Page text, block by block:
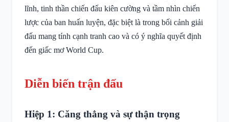
lĩnh, tinh thần chiến đấu kiên cường và tầm nhìn chiến
lược của ban huấn luyện, đặc biệt là trong bối cảnh giải
đấu mang tính cạnh tranh cao và có ý nghĩa quyết định
đến giấc mơ World Cup.
Diễn biến trận đấu
Hiệp 1: Căng thẳng và sự thận trọng